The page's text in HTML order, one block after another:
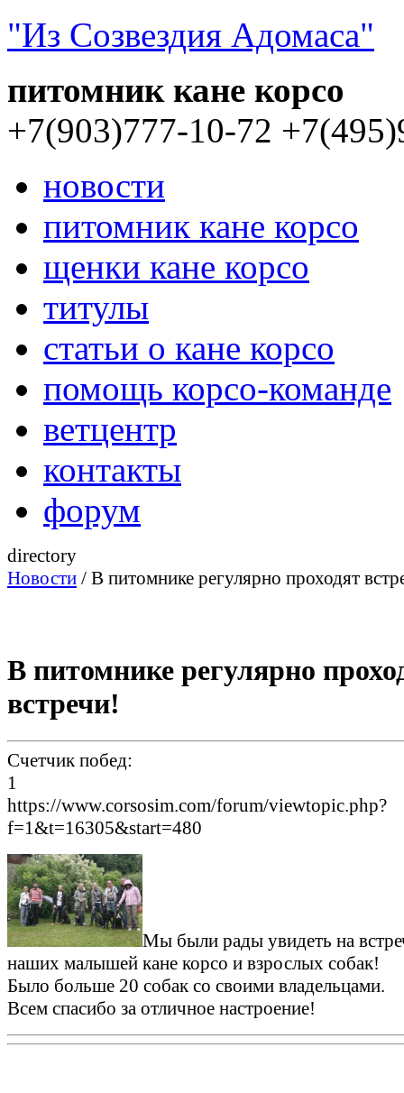
"Из Созвездия Адомаса"
питомник кане корсо
+7(903)777-10-72
новости
питомник кане корсо
щенки кане корсо
титулы
статьи о кане корсо
помощь корсо-команде
ветцентр
контакты
форум
directory
Новости / В питомнике регулярно проходят
В питомнике регулярно
встречи!
Счетчик побед:
1
https://www.corsosim.com/forum/viewtopic.php?
f=1&t=16305&start=480
Мы были рады увидеть на
наших малышей кане корсо и взрослых собак!
Было больше 20 собак со своими владельцами.
Всем спасибо за отличное настроение!